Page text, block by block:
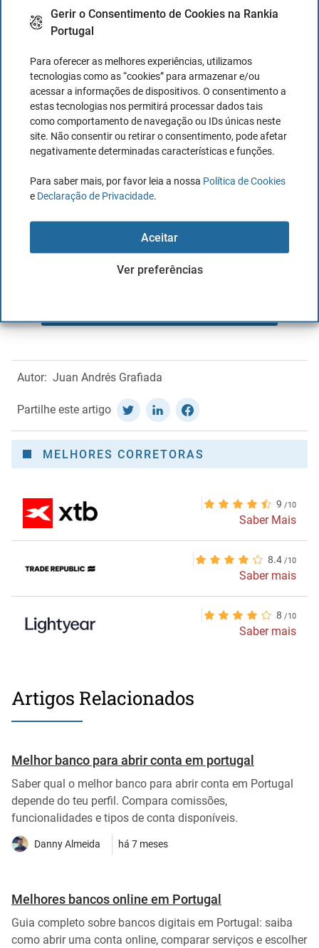
Gerir o Consentimento de Cookies na Rankia
Portugal
Para oferecer as melhores experiências, utilizamos
tecnologias como as “cookies” para armazenar e/ou
acessar a informações de dispositivos. O consentimento a
estas tecnologias nos permitirá processar dados tais
como comportamento de navegação ou IDs únicas neste
site. Não consentir ou retirar o consentimento, pode afetar
negativamente determinadas características e funções.
Para saber mais, por favor leia a nossa Política de Cookies
e Declaração de Privacidade.
Aceitar
Ver preferências
Pode trocar em
sem limite até
6.000€/mes
moedas, sem
limite
30 moedas,
sem limite
Seguro
médico, de
viagem
Seguro
médico, de
viagem
moedas
criptográficas
criptográficas
físicos
físicos
0,1% de
continente em
por cartão
possui uma base eletrônica.
Poderá ser informado de todas as despesas que
telemóvel.
ContaIBANconcedida dentro do território europeu
Atendimento personalizado através do qual
qualquer problema pode ser resolvido de forma
eficiente.
benefícios do Revolut, pode abrir e escolher o tipo de conta
que melhor se adapta a si com total confiança.
Autor: Juan Andrés Grafiada
Partilhe este artigo
MELHORES CORRETORAS
9
Saber Mais
8.4
Saber mais
8
Saber mais
Artigos Relacionados
Melhor banco para abrir conta em portugal
Saber qual o melhor banco para abrir conta em Portugal
depende do teu perfil. Compara comissões,
funcionalidades e tipos de conta disponíveis.
Danny Almeida há 7 meses
Melhores bancos online em Portugal
Guia completo sobre bancos digitais em Portugal: saiba
como abrir uma conta online, comparar serviços e escolher